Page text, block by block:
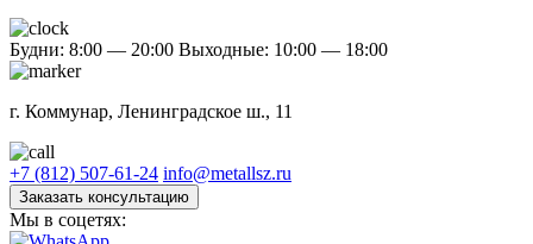
Будни: 8:00 — 20:00 Выходные: 10:00 — 18:00
г. Коммунар, Ленинградское ш., 11
+7 (812) 507-61-24 info@metallsz.ru
Заказать консультацию
Мы в соцетях: